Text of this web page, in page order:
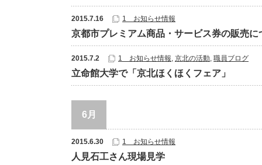
2015.7.16 1 お知らせ情報
京都市プレミアム商品・サービス券の販売に
2015.7.2 1 お知らせ情報, 京北の活動, 職員ブログ
立命館大学で「京北ほくほくフェア」
6月
2015.6.30 1 お知らせ情報
人見石工さん現場見学